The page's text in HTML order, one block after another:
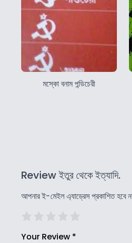
মস্কো বনাম পন্ডিচেরী
Review ইতুর থেকে ইত্যাদি.
আপনার ই-মেইল এ্যাড্রেস প্রকাশিত হবে
Your Review *